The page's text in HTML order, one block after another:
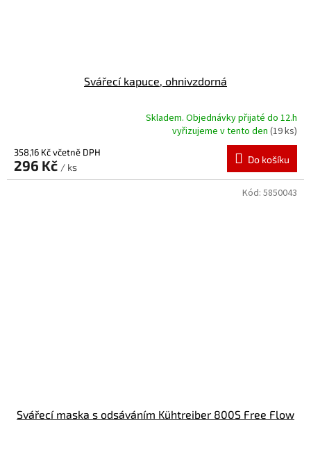
Svářecí kapuce, ohnivzdorná
produktu
je
5,0
Skladem. Objednávky přijaté do 12.h
vyřizujeme v tento den(19 ks)
358,16 Kč včetně DPH
296 Kč / ks
Do košíku
Svářecí maska s odsáváním Kühtreiber 800S Free Flow
Kód: 5850043